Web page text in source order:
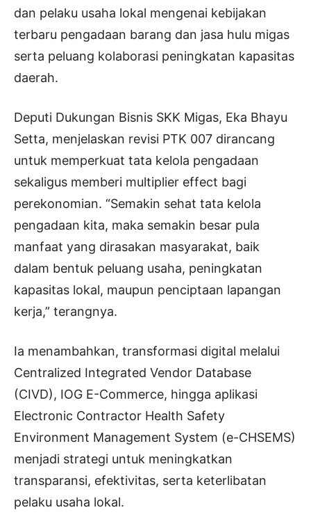
dan pelaku usaha lokal mengenai kebijakan
terbaru pengadaan barang dan jasa hulu migas
serta peluang kolaborasi peningkatan kapasitas
daerah.
Deputi Dukungan Bisnis SKK Migas, Eka Bhayu
Setta, menjelaskan revisi PTK 007 dirancang
untuk memperkuat tata kelola pengadaan
sekaligus memberi multiplier effect bagi
perekonomian. “Semakin sehat tata kelola
pengadaan kita, maka semakin besar pula
manfaat yang dirasakan masyarakat, baik
dalam bentuk peluang usaha, peningkatan
kapasitas lokal, maupun penciptaan lapangan
kerja,” terangnya.
Ia menambahkan, transformasi digital melalui
Centralized Integrated Vendor Database
(CIVD), IOG E-Commerce, hingga aplikasi
Electronic Contractor Health Safety
Environment Management System (e-CHSEMS)
menjadi strategi untuk meningkatkan
transparansi, efektivitas, serta keterlibatan
pelaku usaha lokal.